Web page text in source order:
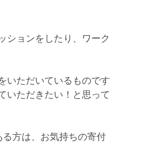
ションをしたり、ワーク
いただいているものです
いただきたい！と思って
方は、お気持ちの寄付